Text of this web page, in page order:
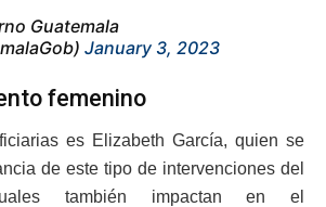
Guatemala
January 3, 2023
femenino
es Elizabeth García, quien se
de este tipo de intervenciones del
también impactan en el